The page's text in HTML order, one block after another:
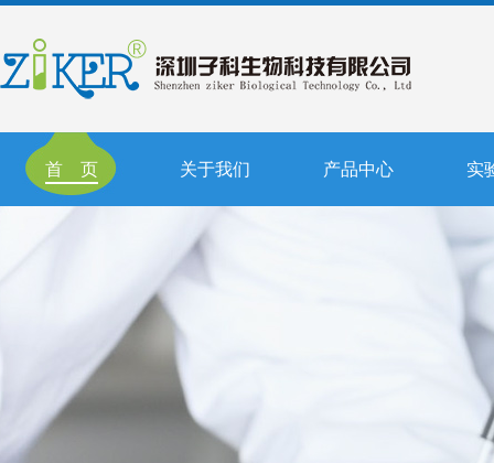
首 页 关于我们 产品中心 实